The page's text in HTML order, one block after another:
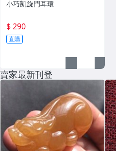
小巧凱旋門耳環
$ 290
直購
賣家最新刊登